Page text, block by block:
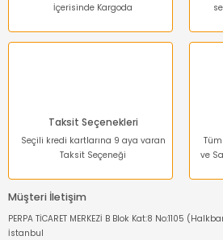
İçerisinde Kargoda
Taksit Seçenekleri
Seçili kredi kartlarına 9 aya varan
Taksit Seçeneği
ve
Müşteri İletişim
PERPA TİCARET MERKEZİ B Blok Kat:8 No:1105
İstanbul